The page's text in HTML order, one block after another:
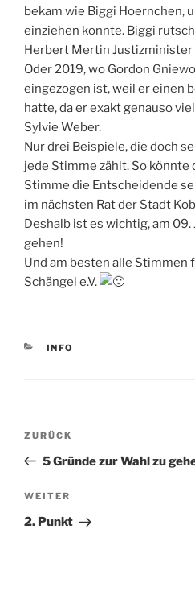
bekam wie Biggi Hoernchen,
einziehen konnte. Biggi
Herbert Mertin Justizminister
Oder 2019, wo Gordon
eingezogen ist, weil er einen
hatte, da er exakt genauso
Sylvie Weber.
Nur drei Beispiele, die doch
jede Stimme zählt. So könnte
Stimme die Entscheidende
im nächsten Rat der Stadt
Deshalb ist es wichtig, am 09.
gehen!
Und am besten alle Stimmen
Schängel e.V.
KATEGORIEN
INFO
Beitragsnavigation
Vorheriger
Beitrag
ZURÜCK
5 Gründe zur Wahl zu
Nächster
Beitrag
WEITER
2. Punkt